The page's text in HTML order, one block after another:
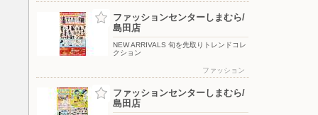
ファッションセンターしまむら/
島田店
NEW ARRIVALS 旬を先取りトレンドコレ
クション
ファッション
ファッションセンターしまむら/
島田店